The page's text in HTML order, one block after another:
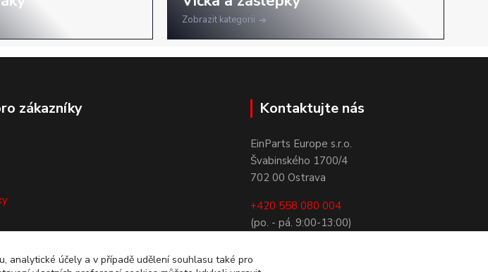
Zobrazit kategorii
zákazníky
zboží
Kontaktujte nás
EinParts Europe s.r.o.
Švabinského 1700/4
702 00 Ostrava
+420 558 080 004
(po. - pá. 9:00-13:00)
analytické účely a v případě udělení souhlasu také pro